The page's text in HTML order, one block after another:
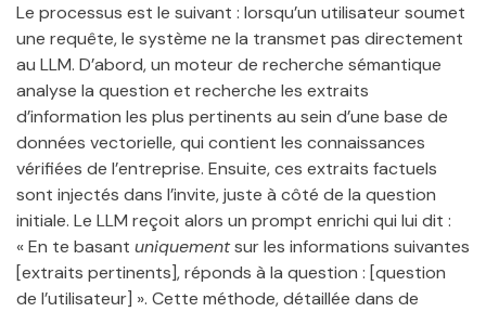
Le processus est le suivant : lorsqu’un utilisateur soumet
une requête, le système ne la transmet pas directement
au LLM. D’abord, un moteur de recherche sémantique
analyse la question et recherche les extraits
d’information les plus pertinents au sein d’une base de
données vectorielle, qui contient les connaissances
vérifiées de l’entreprise. Ensuite, ces extraits factuels
sont injectés dans l’invite, juste à côté de la question
initiale. Le LLM reçoit alors un prompt enrichi qui lui dit :
« En te basant uniquementsur les informations suivantes
[extraits pertinents], réponds à la question : [question
de l’utilisateur] ». Cette méthode, détaillée dans de